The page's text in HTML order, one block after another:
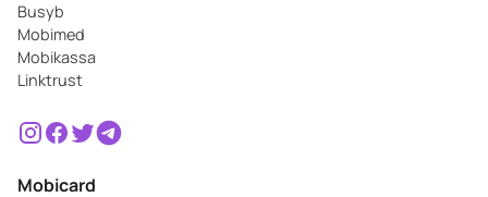
Busyb
Mobimed
Mobikassa
Linktrust
Mobicard